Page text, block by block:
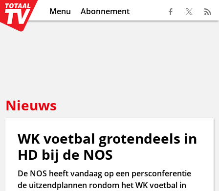
Menu Abonnement
Nieuws
WK voetbal grotendeels in
HD bij de NOS
De NOS heeft vandaag op een persconferentie
de uitzendplannen rondom het WK voetbal in